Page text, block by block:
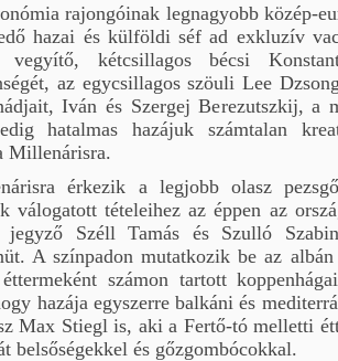
rajongóinak legnagyobb közép-
hazai és külföldi séf ad exkluzív
vegyítő, kétcsillagos bécsi
az egycsillagos szöuli Lee
Iván és Szergej Berezutszkij, a
hatalmas hazájuk számtalan
Millenárisra.
érkezik a legjobb olasz
válogatott tételeihez az éppen az
jegyző Széll Tamás és Szulló
A színpadon mutatkozik be az
számon tartott
hazája egyszerre balkáni és
Max Stiegl is, aki a Fertő-tó melletti
belsőségekkel és gőzgombócokkal.